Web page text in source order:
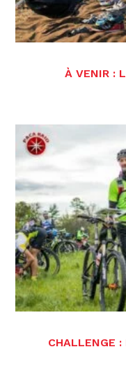
À VENIR :
CHALLENGE